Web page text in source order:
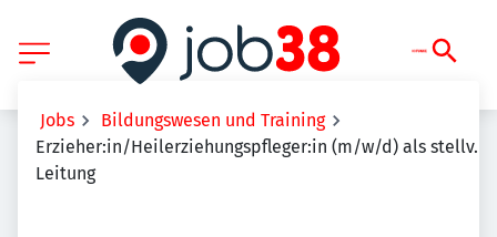
Jobs
Bildungswesen und Training
Erzieher:in/Heilerziehungspfleger:in (m/w/d) als stellv.
Leitung